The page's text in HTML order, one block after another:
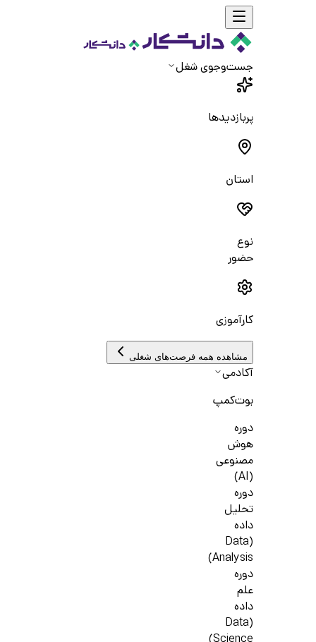
جست‌و‌جوی شغل
پربازدیدها
استان
نوع
حضور
کارآموزی
مشاهده همه فرصت‌های شغلی
آکادمی
بوت‌کمپ
دوره
هوش
مصنوعی
(AI)
دوره
تحلیل
داده
(Data
Analysis)
دوره
علم
داده
(Data